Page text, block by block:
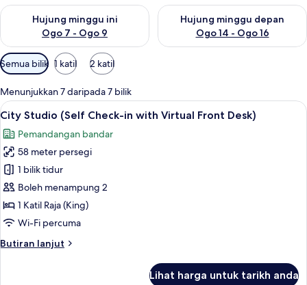
Hujung minggu ini
Ogo 7 - Ogo 9
Semak ketersediaan untuk hujung minggu ini Ogo 7 - Ogo 9
Hujung minggu depan
Ogo 14 - Ogo 16
Semak ketersediaan untuk
Penapis
yang
tersedia
untuk
bilik
Semua bilik 1 katil 2 katil
Menunjukkan 7 daripada 7 bilik
Lihat
semua
foto
untuk
City
Studio
(Self
Check-
with
City Studio (Self Check-in with
14
City Studio (Self Check-in with Virtual Front Desk)
Pemandangan bandar
58 meter persegi
1 bilik tidur
Boleh menampung 2
1 Katil Raja (King)
Wi-Fi percuma
Butiran lanjut
Butiran
Lihat harga untuk tarikh anda